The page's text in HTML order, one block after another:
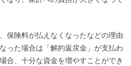
保険料が払えなくなったなどの理由
った場合は「解約返戻金」が支払わ
合、十分な資金を増やすことができ